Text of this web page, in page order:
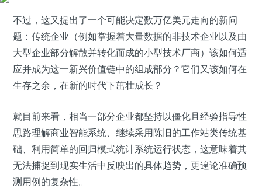
不过，这又提出了一个可能决定数万亿美元走向的新问
题：传统企业（例如掌握着大量数据的非技术企业以及由
大型企业部分解散并转化而成的小型技术厂商）该如何适
应并成为这一新兴价值链中的组成部分？它们又该如何在
生存之余，在新的时代下茁壮成长？
就目前来看，相当一部分企业都坚持以僵化且经验指导性
思路理解商业智能系统、继续采用陈旧的工作站类传统基
础、利用简单的回归模式统计系统运行状态，这意味着其
无法捕捉到现实生活中反映出的具体趋势，更遑论准确预
测用例的复杂性。